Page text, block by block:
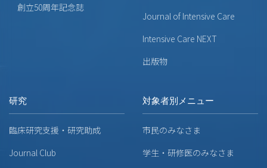
創立50周年記念誌
Journal of Intensive Care
Intensive Care NEXT
出版物
研究
臨床研究支援・研究助成
Journal Club
対象者別メニュー
市民のみなさま
学生・研修医のみなさま